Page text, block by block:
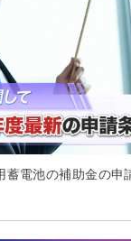
蓄電池の補助金の申